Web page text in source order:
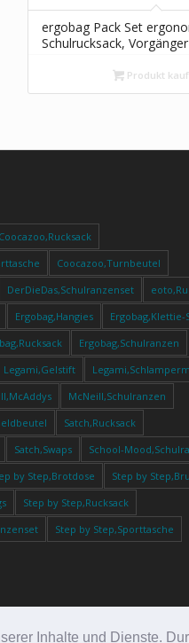
Inhalte und Dienste.
ergobag Pack Set
Schulrucksack,
Produkt
Coocazoo,Rucksack
Coocazoo,Turnbeutel
DerDieDas,Schulranzenset
Ergobag,Hangies
Ergobag,Klettie-
Ergobag,Schulranzen
Legami,Gelstift
McNeill,Schulranzen
Satch,Rucksack
Satch,Swaps
School-
by Step,Brotdose
Step by
Step by Step,Rucksack
Step by Step,Sporttasche